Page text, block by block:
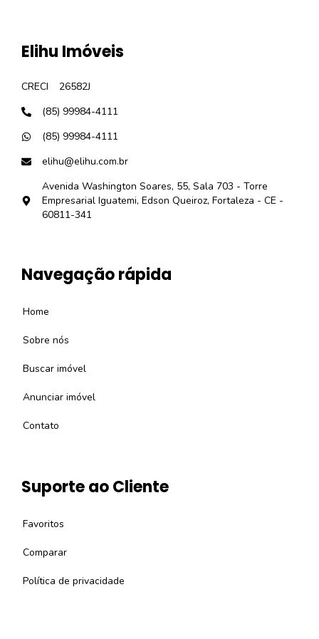
Elihu Imóveis
CRECI
26582J
(85) 99984-4111
(85) 99984-4111
elihu@elihu.com.br
Avenida Washington Soares, 55, Sala 703 - Torre
Empresarial Iguatemi, Edson Queiroz, Fortaleza - CE -
60811-341
Navegação rápida
Home
Sobre nós
Buscar imóvel
Anunciar imóvel
Contato
Suporte ao Cliente
Favoritos
Comparar
Política de privacidade